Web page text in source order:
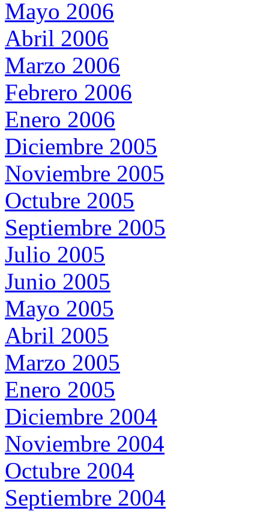
Mayo 2006
Abril 2006
Marzo 2006
Febrero 2006
Enero 2006
Diciembre 2005
Noviembre 2005
Octubre 2005
Septiembre 2005
Julio 2005
Junio 2005
Mayo 2005
Abril 2005
Marzo 2005
Enero 2005
Diciembre 2004
Noviembre 2004
Octubre 2004
Septiembre 2004